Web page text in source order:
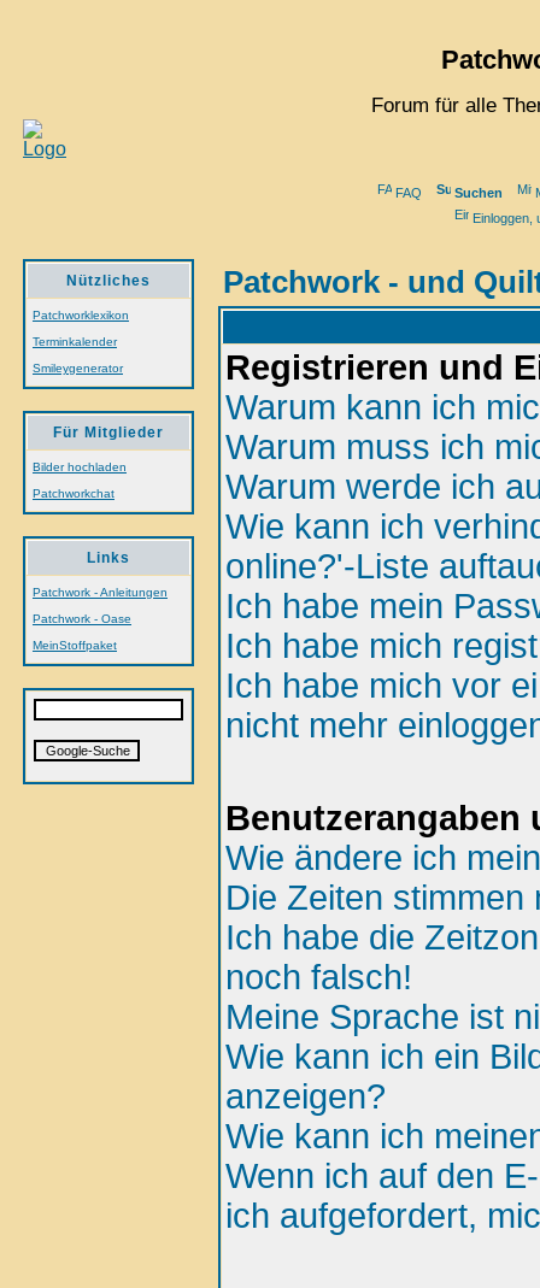
Forum für alle
FAQ Suchen
Einloggen,
Nützliches
Patchworklexikon
Terminkalender
Smileygenerator
Für Mitglieder
Bilder hochladen
Patchworkchat
Links
Patchwork - Anleitungen
Patchwork - Oase
MeinStoffpaket
Patchwork - und
Registrieren und
Warum kann ich
Warum muss ich
Warum werde ich
Wie kann ich
online?'-Liste
Ich habe mein
Ich habe mich
Ich habe mich vor
nicht mehr
Benutzerangaben
Wie ändere ich
Die Zeiten stimmen
Ich habe die
noch falsch!
Meine Sprache ist
Wie kann ich ein
anzeigen?
Wie kann ich
Wenn ich auf den
ich aufgefordert,